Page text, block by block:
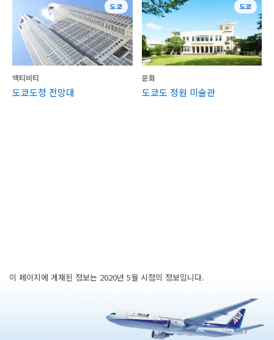
도쿄
액티비티
도쿄도청 전망대
도쿄
문화
도쿄도 정원 미술관
이 페이지에 게재된 정보는 2020년 5월 시점의 정보입니다.